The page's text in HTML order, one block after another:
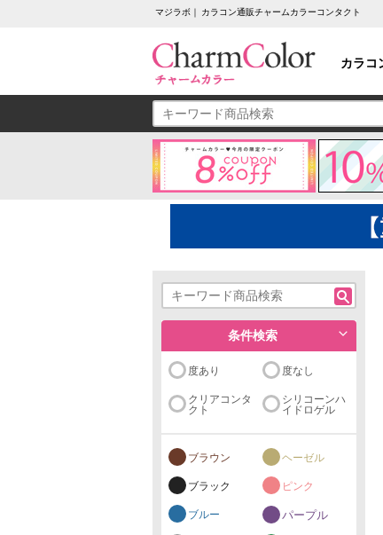
マジラボ｜ カラコン通販チャームカラーコンタクト
カラコ
条件検索
度あり 度なし
クリアコンタ
クト
シリコーンハ
イドロゲル
ブラウン ヘーゼル
ブラック ピンク
ブルー パープル